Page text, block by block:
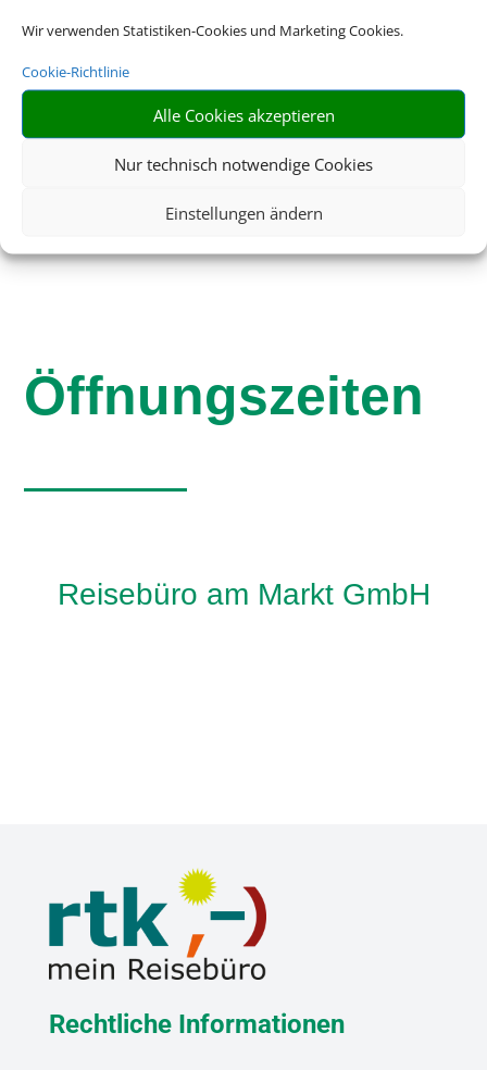
Wir verwenden Statistiken-Cookies und Marketing Cookies.
Cookie-Richtlinie
Alle Cookies akzeptieren
Nur technisch notwendige Cookies
Einstellungen ändern
Schreiben Sie uns eine Email
reisebuero-am-markt@t-online.de
Öffnungszeiten
Reisebüro am Markt GmbH
Rechtliche Informationen